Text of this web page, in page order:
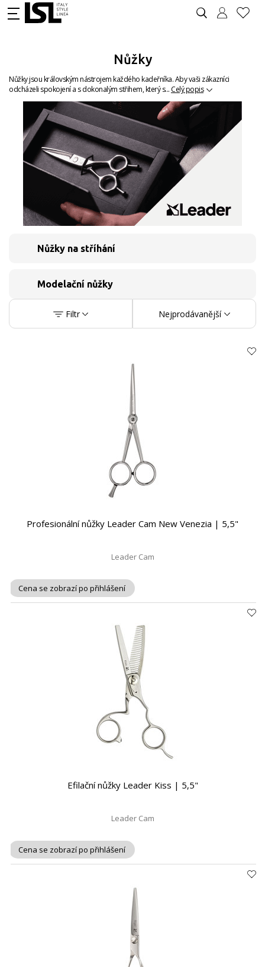
Nůžky
Nůžky jsou královským nástrojem každého kadeřníka. Aby vaši zákazníci
odcházeli spokojení a s dokonalým střihem, který s... Celý popis
Nůžky na stříhání
Modelační nůžky
Filtr Nejprodávanější
Profesionální nůžky Leader Cam New Venezia | 5,5"
Leader Cam
Cena se zobrazí po přihlášení
Efilační nůžky Leader Kiss | 5,5"
Leader Cam
Cena se zobrazí po přihlášení